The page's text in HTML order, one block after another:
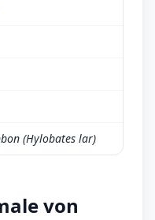
(Hylobates lar)
von